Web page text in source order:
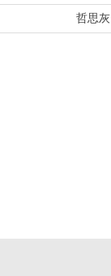
哲思灰